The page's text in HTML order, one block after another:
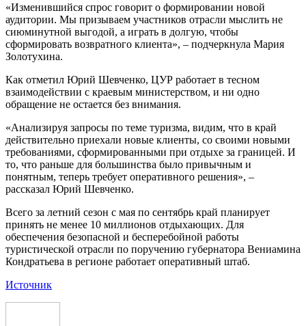
«Изменившийся спрос говорит о формировании новой
аудитории. Мы призываем участников отрасли мыслить не
сиюминутной выгодой, а играть в долгую, чтобы
сформировать возвратного клиента», – подчеркнула Мария
Золотухина.
Как отметил Юрий Шевченко, ЦУР работает в тесном
взаимодействии с краевым министерством, и ни одно
обращение не остается без внимания.
«Анализируя запросы по теме туризма, видим, что в край
действительно приехали новые клиенты, со своими новыми
требованиями, сформированными при отдыхе за границей. И
то, что раньше для большинства было привычным и
понятным, теперь требует оперативного решения», –
рассказал Юрий Шевченко.
Всего за летний сезон с мая по сентябрь край планирует
принять не менее 10 миллионов отдыхающих. Для
обеспечения безопасной и бесперебойной работы
туристической отрасли по поручению губернатора Вениамина
Кондратьева в регионе работает оперативный штаб.
Источник